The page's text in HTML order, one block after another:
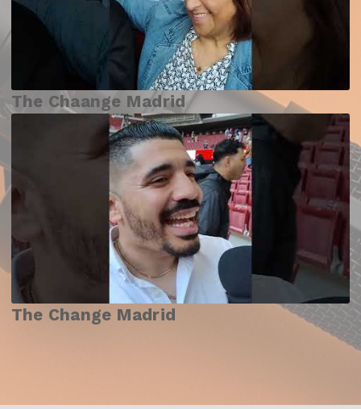
The Chaange Madrid
The Change Madrid